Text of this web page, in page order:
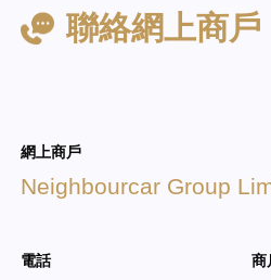
聯絡網上商戶
網上商戶
Neighbourcar Group
電話 商